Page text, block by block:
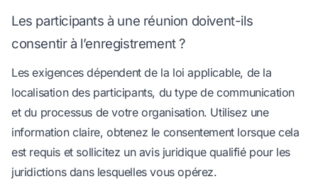
Les participants à une réunion doivent-ils
consentir à l’enregistrement ?
Les exigences dépendent de la loi applicable, de la
localisation des participants, du type de communication
et du processus de votre organisation. Utilisez une
information claire, obtenez le consentement lorsque cela
est requis et sollicitez un avis juridique qualifié pour les
juridictions dans lesquelles vous opérez.